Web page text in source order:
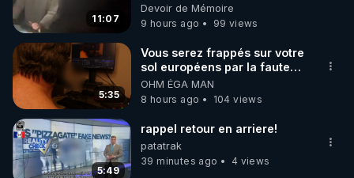
11:07
Manu. 6/08/2026 PARTAGEZ
!
Devoir de Mémoire
9 hours ago
99 views
5:35
Vous serez frappés sur votre
sol européens par la faute
des dirigeants qui s'en
mettent dans le nez
OHM ÉGA MAN
8 hours ago
104 views
5:49
rappel retour en arriere!
patatrak
39 minutes ago
4 views